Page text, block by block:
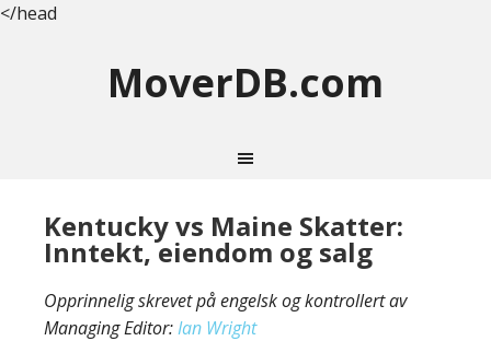
</head
MoverDB.com
Kentucky vs Maine Skatter:
Inntekt, eiendom og salg
Opprinnelig skrevet på engelsk og kontrollert av
Managing Editor:Ian Wright